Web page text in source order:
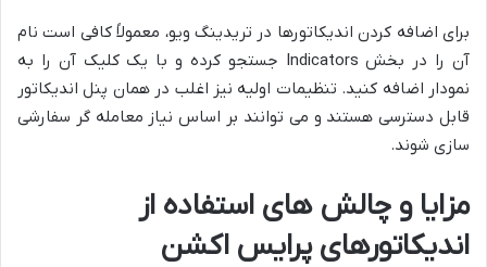
برای اضافه کردن اندیکاتورها در تریدینگ ویو، معمولاً کافی است نام
آن را در بخش Indicators جستجو کرده و با یک کلیک آن را به
نمودار اضافه کنید. تنظیمات اولیه نیز اغلب در همان پنل اندیکاتور
قابل دسترسی هستند و می توانند بر اساس نیاز معامله گر سفارشی
سازی شوند.
مزایا و چالش های استفاده از
اندیکاتورهای پرایس اکشن